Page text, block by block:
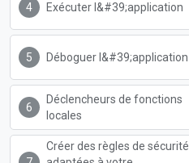
Exécuter l&#39;application
Déboguer l&#39;application
Déclencheurs de fonctions
locales
Créer des règles de sécurité